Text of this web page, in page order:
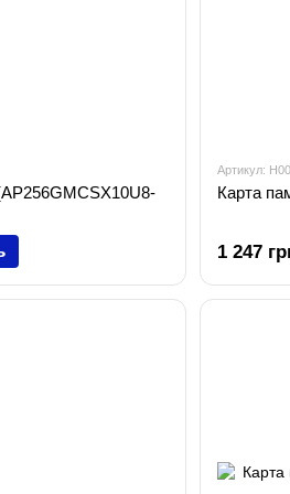
Артикул:
Карта
1 247